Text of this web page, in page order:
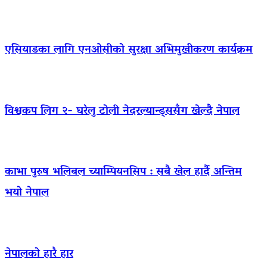
एसियाडका लागि एनओसीको सुरक्षा अभिमुखीकरण कार्यक्रम
विश्वकप लिग २- घरेलु टोली नेदरल्यान्ड्ससँग खेल्दै नेपाल
काभा पुरुष भलिबल च्याम्पियनसिप : सबै खेल हार्दै अन्तिम
भयो नेपाल
नेपालको हारै हार